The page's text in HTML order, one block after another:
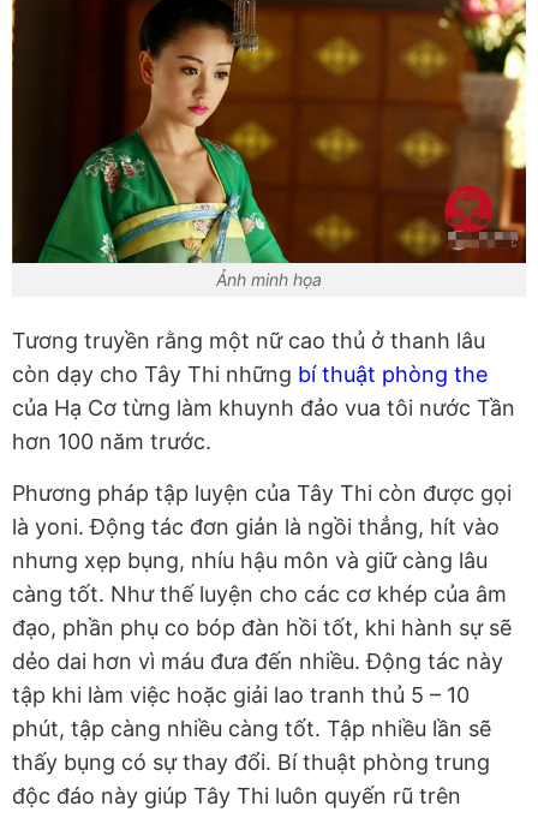
Ảnh minh họa
Tương truyền rằng một nữ cao thủ ở thanh lâu
còn dạy cho Tây Thi những bí thuật phòng the
của Hạ Cơ từng làm khuynh đảo vua tôi nước Tần
hơn 100 năm trước.
Phương pháp tập luyện của Tây Thi còn được gọi
là yoni. Động tác đơn giản là ngồi thẳng, hít vào
nhưng xẹp bụng, nhíu hậu môn và giữ càng lâu
càng tốt. Như thế luyện cho các cơ khép của âm
đạo, phần phụ co bóp đàn hồi tốt, khi hành sự sẽ
dẻo dai hơn vì máu đưa đến nhiều. Động tác này
tập khi làm việc hoặc giải lao tranh thủ 5 – 10
phút, tập càng nhiều càng tốt. Tập nhiều lần sẽ
thấy bụng có sự thay đổi. Bí thuật phòng trung
độc đáo này giúp Tây Thi luôn quyến rũ trên